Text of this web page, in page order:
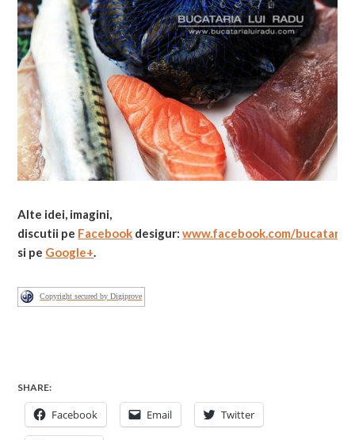
Alte idei, imagini,
discutii pe Facebook desigur:www.facebook.com/
si pe Google+.
Copyright secured by Digiprove
SHARE:
Facebook Email Twitter